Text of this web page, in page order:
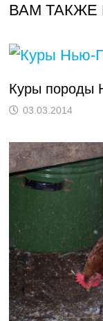
ВАМ
Куры породы
03.03.2014